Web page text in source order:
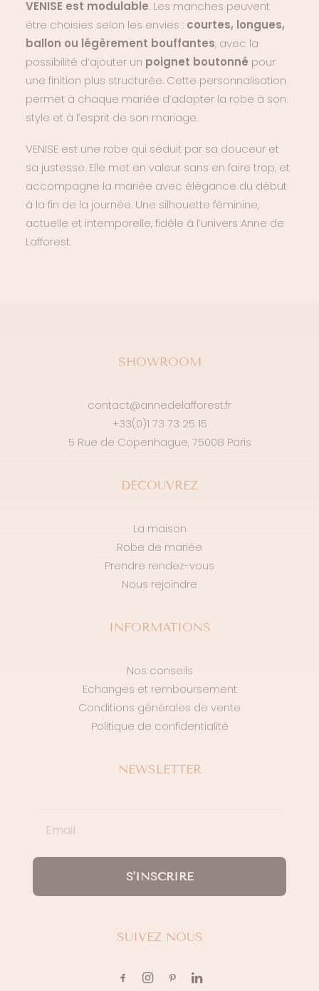
VENISE est modulable. Les manches peuvent
être choisies selon les envies : courtes, longues,
ballon ou légèrement bouffantes, avec la
possibilité d’ajouter un poignet boutonné pour
une finition plus structurée. Cette personnalisation
permet à chaque mariée d’adapter la robe à son
style et à l’esprit de son mariage.
VENISE est une robe qui séduit par sa douceur et
sa justesse. Elle met en valeur sans en faire trop, et
accompagne la mariée avec élégance du début
à la fin de la journée. Une silhouette féminine,
actuelle et intemporelle, fidèle à l’univers Anne de
Lafforest.
SHOWROOM
contact@annedelafforest.fr
+33(0)1 73 73 25 15
5 Rue de Copenhague, 75008 Paris
DÉCOUVREZ
La maison
Robe de mariée
Prendre rendez-vous
Nous rejoindre
INFORMATIONS
Nos conseils
Echanges et remboursement
Conditions générales de vente
Politique de confidentialité
NEWSLETTER
S'INSCRIRE
SUIVEZ NOUS